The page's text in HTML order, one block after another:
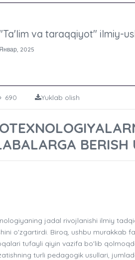
va taraqqiyot" ilmiy-
Январ, 2025
690 Yuklab olish
BERISH
jadal rivojlanishi ilmiy
o'zgartirdi. Biroq, ushbu murakkab
tufayli qiyin vazifa bo'lib
turli pedagogik usullari,